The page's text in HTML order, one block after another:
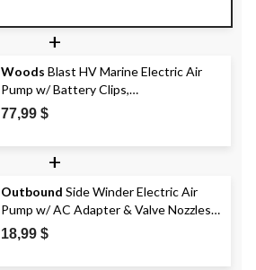
+
Woods Blast HV Marine Electric Air
Pump w/ Battery Clips,
Inflates/Deflates X-Large Inflatables
77,99 $
+
Outbound Side Winder Electric Air
Pump w/ AC Adapter & Valve Nozzles
Inflates/Deflates
18,99 $